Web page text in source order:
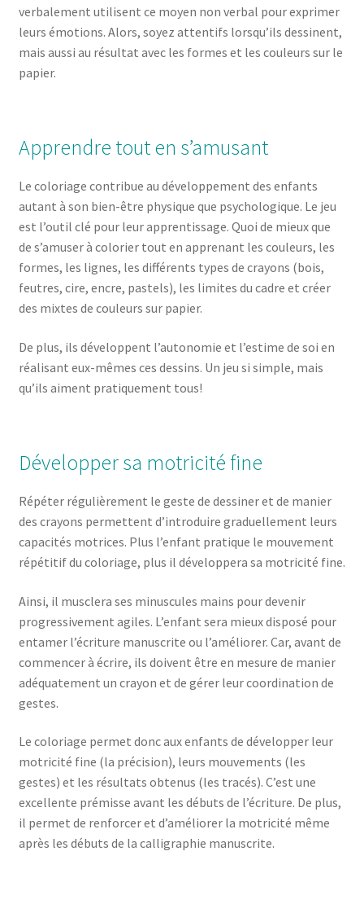
verbalement utilisent ce moyen non verbal pour exprimer
leurs émotions. Alors, soyez attentifs lorsqu’ils dessinent,
mais aussi au résultat avec les formes et les couleurs sur le
papier.
Apprendre tout en s’amusant
Le coloriage contribue au développement des enfants
autant à son bien-être physique que psychologique. Le jeu
est l’outil clé pour leur apprentissage. Quoi de mieux que
de s’amuser à colorier tout en apprenant les couleurs, les
formes, les lignes, les différents types de crayons (bois,
feutres, cire, encre, pastels), les limites du cadre et créer
des mixtes de couleurs sur papier.
De plus, ils développent l’autonomie et l’estime de soi en
réalisant eux-mêmes ces dessins. Un jeu si simple, mais
qu’ils aiment pratiquement tous!
Développer sa motricité fine
Répéter régulièrement le geste de dessiner et de manier
des crayons permettent d’introduire graduellement leurs
capacités motrices. Plus l’enfant pratique le mouvement
répétitif du coloriage, plus il développera sa motricité fine.
Ainsi, il musclera ses minuscules mains pour devenir
progressivement agiles. L’enfant sera mieux disposé pour
entamer l’écriture manuscrite ou l’améliorer. Car, avant de
commencer à écrire, ils doivent être en mesure de manier
adéquatement un crayon et de gérer leur coordination de
gestes.
Le coloriage permet donc aux enfants de développer leur
motricité fine (la précision), leurs mouvements (les
gestes) et les résultats obtenus (les tracés). C’est une
excellente prémisse avant les débuts de l’écriture. De plus,
il permet de renforcer et d’améliorer la motricité même
après les débuts de la calligraphie manuscrite.